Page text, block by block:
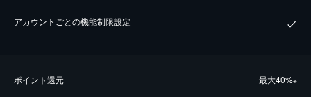
アカウントごとの機能制限設定
ポイント還元 最⼤40%※